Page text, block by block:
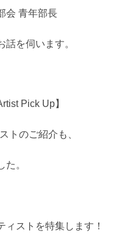
会 青年部長
を伺います。
Pick Up】
トのご紹介も、
。
ィストを特集します！